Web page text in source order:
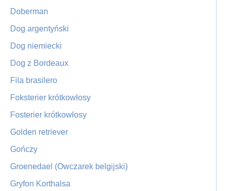
Doberman
Dog argentyński
Dog niemiecki
Dog z Bordeaux
Fila brasilero
Foksterier krótkowłosy
Fosterier krótkowłosy
Golden retriever
Gończy
Groenedael (Owczarek belgijski)
Gryfon Korthalsa